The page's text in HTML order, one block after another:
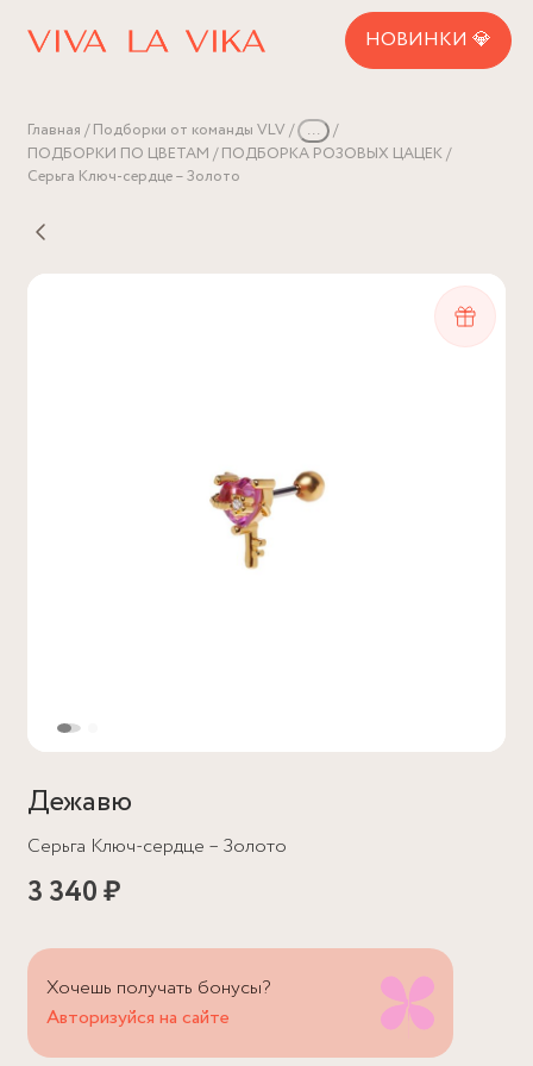
НОВИНКИ 💎
Главная Подборки от команды VLV
...
ПОДБОРКИ ПО ЦВЕТАМ
ПОДБОРКА РОЗОВЫХ ЦАЦЕК
Серьга Ключ-сердце – Золото
Дежавю
Серьга Ключ-сердце – Золото
3 340 ₽
Хочешь получать бонусы?
Авторизуйся на сайте